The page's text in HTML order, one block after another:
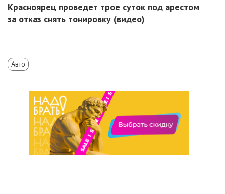
Красноярец проведет трое суток под арестом
за отказ снять тонировку (видео)
Авто